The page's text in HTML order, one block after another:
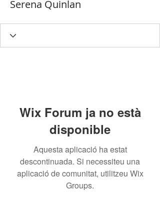
Serena Quinlan
Wix Forum ja no està
disponible
Aquesta aplicació ha estat
descontinuada. Si necessiteu una
aplicació de comunitat, utilitzeu Wix
Groups.